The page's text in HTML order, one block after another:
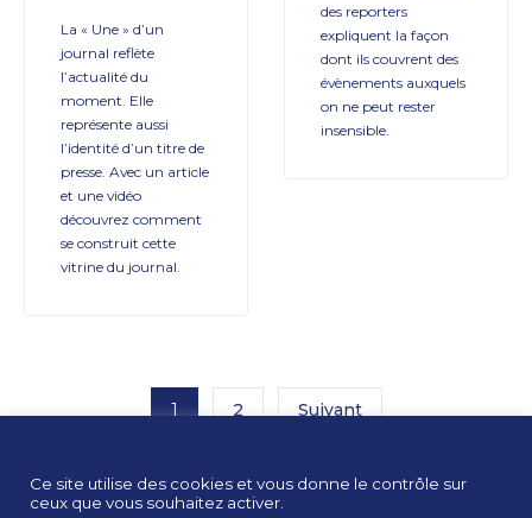
des reporters
expliquent la façon
dont ils couvrent des
évènements auxquels
on ne peut rester
insensible.
La « Une » d’un
journal reflète
l’actualité du
moment. Elle
représente aussi
l’identité d’un titre de
presse. Avec un article
et une vidéo
découvrez comment
se construit cette
vitrine du journal.
1 2 Suivant
Ce site utilise des cookies et vous donne le contrôle sur
ceux que vous souhaitez activer.